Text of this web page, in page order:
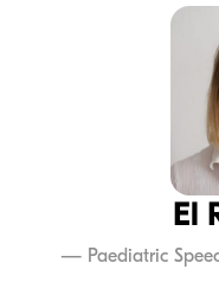
El
— Paediatric